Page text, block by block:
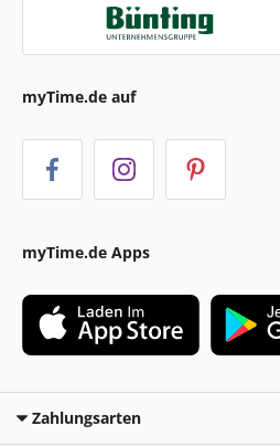
myTime.de auf
myTime.de Apps
Zahlungsarten